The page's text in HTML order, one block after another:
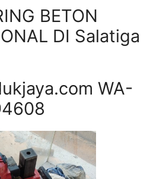
BETON
DI Salatiga
WA-